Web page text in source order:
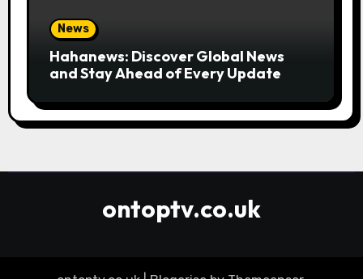
News
Hahanews: Discover Global News
and Stay Ahead of Every Update
ontoptv.co.uk